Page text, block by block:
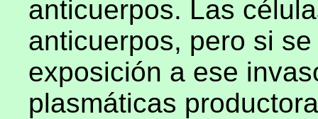
anticuerpos. Las
anticuerpos, pero si
exposición a ese
plasmáticas